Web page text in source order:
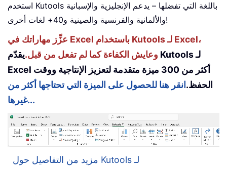
استخدم Kutools باللغة التي تفضلها – يدعم الإنجليزية والإسبانية
والألمانية والفرنسية والصينية و40+ لغات أخرى!
عزِّز مهاراتك في Excel باستخدام Kutools لـ Excel،
وعايش الكفاءة كما لم تفعل من قبل.يقدّم Kutools لـ
Excel أكثر من 300 ميزة متقدمة لتعزيز الإنتاجية ووقت
الحفظ. انقر هنا للحصول على الميزة التي تحتاجها أكثر من
غيرها...
مزيد من التفاصيل حول Kutools لـ